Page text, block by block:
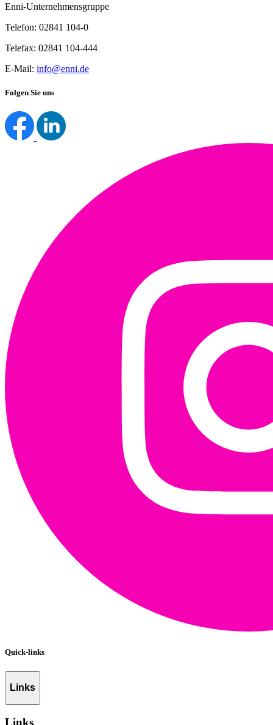
Enni-Unternehmensgruppe
Telefon: 02841 104-0
Telefax: 02841 104-444
E-Mail: info@enni.de
Folgen Sie uns
Quick-links
Links